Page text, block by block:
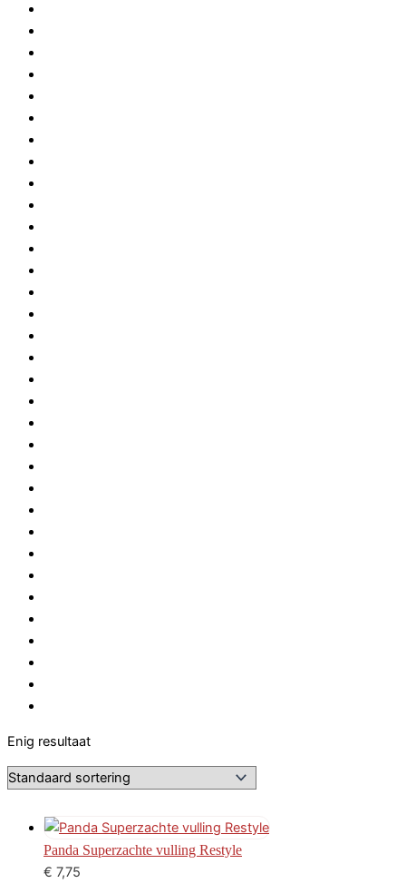
Enig resultaat
Panda Superzachte vulling Restyle
€ 7,75